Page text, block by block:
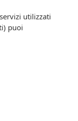
o omissioni. Inoltre
problema
sul sito
utilizzati
puoi